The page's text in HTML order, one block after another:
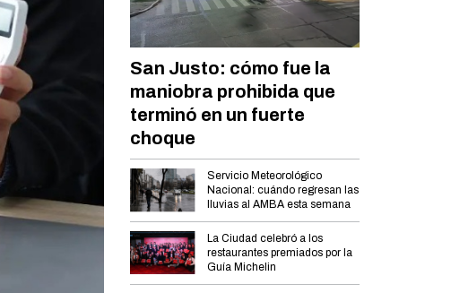
San Justo: cómo fue la
maniobra prohibida que
terminó en un fuerte
choque
Servicio Meteorológico
Nacional: cuándo regresan las
lluvias al AMBA esta semana
La Ciudad celebró a los
restaurantes premiados por la
Guía Michelin